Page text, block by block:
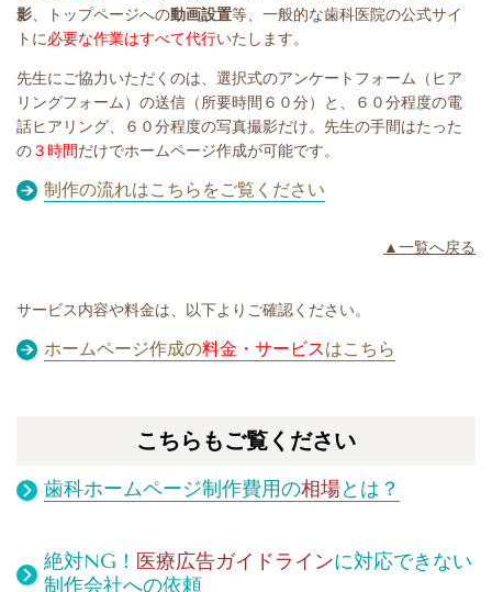
影 、トップページへの動画設置等、一般的な歯科医院の公式サイ
トに必要な作業はすべて代行いたします。
先生にご協力いただくのは、選択式のアンケートフォーム（ヒア
リングフォーム）の送信（所要時間６０分）と、６０分程度の電
話ヒアリング、６０分程度の写真撮影だけ。先生の手間はたった
の３時間だけでホームページ作成が可能です。
制作の流れはこちらをご覧ください
▲一覧へ戻る
サービス内容や料金は、以下よりご確認ください。
ホームページ作成の料金・サービスはこちら
こちらもご覧ください
歯科ホームページ制作費用の相場とは？
絶対NG！ 医療広告ガイドラインに対応できない
制作会社への依頼